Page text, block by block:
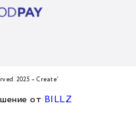
2025 – Create’
от BILLZ